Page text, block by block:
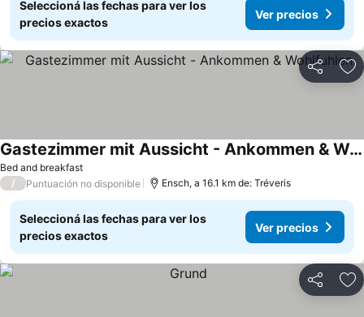
Seleccioná las fechas para ver los
precios exactos
Ver precios
Compartir
Bed and breakfast
Gastezimmer mit Aussicht - Ankommen & Wohlfuhlen
/ Puntuación no disponible Ensch, a 16.1 km de: Tréveris
Seleccioná las fechas para ver los
precios exactos
Ver precios
Compartir